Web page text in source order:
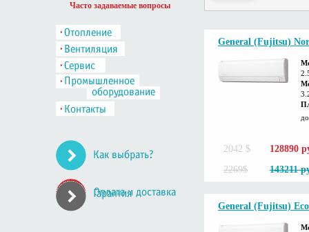
Часто задаваемые вопросы
General (Fujitsu)
2042 $
128890
2269$
143211
General (Fujitsu)